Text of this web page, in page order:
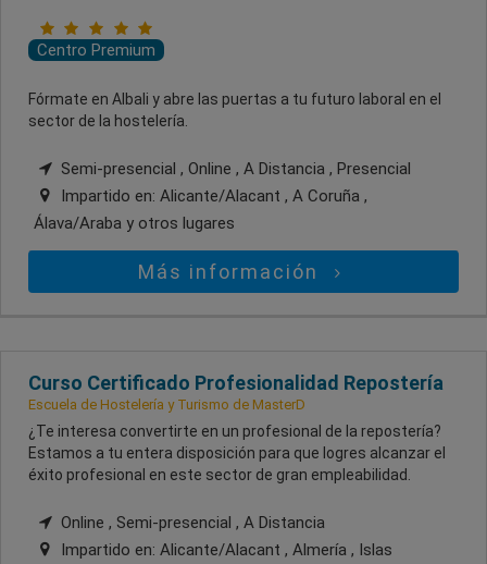
Centro Premium
Fórmate en Albali y abre las puertas a tu futuro laboral en el
sector de la hostelería.
Semi-presencial , Online , A Distancia , Presencial
Impartido en: Alicante/Alacant , A Coruña ,
Álava/Araba y otros lugares
Más información
Curso Certificado Profesionalidad Repostería
Escuela de Hostelería y Turismo de MasterD
¿Te interesa convertirte en un profesional de la repostería?
Estamos a tu entera disposición para que logres alcanzar el
éxito profesional en este sector de gran empleabilidad.
Online , Semi-presencial , A Distancia
Impartido en: Alicante/Alacant , Almería , Islas